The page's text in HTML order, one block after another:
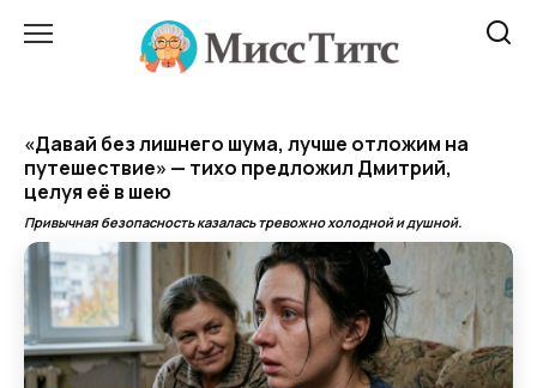
«Давай без лишнего шума, лучше отложим на
путешествие» — тихо предложил Дмитрий,
целуя её в шею
Привычная безопасность казалась тревожно холодной и душной.